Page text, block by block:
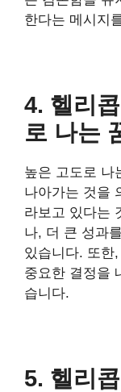
한다는 메시지
4. 헬리
로 나는
높은 고도로 나
나아가는 것을
라보고 있다는
나, 더 큰 성과
있습니다. 또한
중요한 결정을
습니다.
5. 헬리